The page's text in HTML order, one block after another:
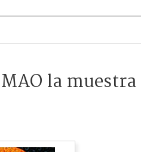
la muestra